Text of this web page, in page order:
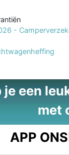
-
je een
met
APP